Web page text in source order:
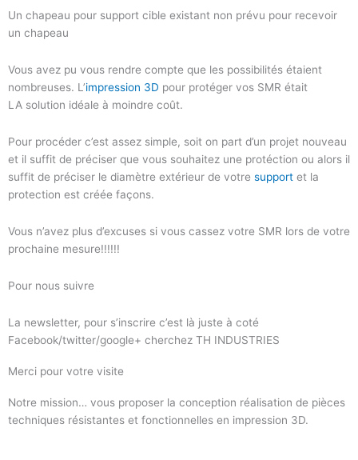
Un chapeau pour support cible existant non prévu pour recevoir
un chapeau
Vous avez pu vous rendre compte que les possibilités étaient
nombreuses. L’impression 3D pour protéger vos SMR était
LA solution idéale à moindre coût.
Pour procéder c’est assez simple, soit on part d’un projet nouveau
et il suffit de préciser que vous souhaitez une protéction ou alors il
suffit de préciser le diamètre extérieur de votre support et la
protection est créée façons.
Vous n’avez plus d’excuses si vous cassez votre SMR lors de votre
prochaine mesure!!!!!!
Pour nous suivre
La newsletter, pour s’inscrire c’est là juste à coté
Facebook/twitter/google+ cherchez TH INDUSTRIES
Merci pour votre visite
Notre mission… vous proposer la conception réalisation de pièces
techniques résistantes et fonctionnelles en impression 3D.